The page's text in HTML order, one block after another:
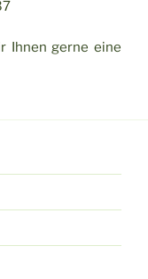
Ihnen gerne eine